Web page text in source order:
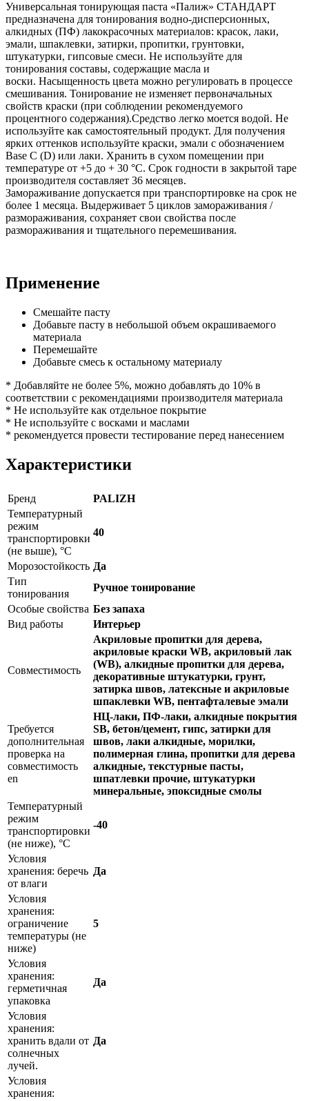
Универсальная тонирующая паста «Палиж» СТАНДАРТ
предназначена для тонирования водно-дисперсионных,
алкидных (ПФ) лакокрасочных материалов: красок, лаки,
эмали, шпаклевки, затирки, пропитки, грунтовки,
штукатурки, гипсовые смеси. Не используйте для
тонирования составы, содержащие масла и
воски. Насыщенность цвета можно регулировать в процессе
смешивания. Тонирование не изменяет первоначальных
свойств краски (при соблюдении рекомендуемого
процентного содержания).Средство легко моется водой. Не
используйте как самостоятельный продукт. Для получения
ярких оттенков используйте краски, эмали с обозначением
Base C (D) или лаки. Хранить в сухом помещении при
температуре от +5 до + 30 °C. Срок годности в закрытой таре
производителя составляет 36 месяцев.
Замораживание допускается при транспортировке на срок не
более 1 месяца. Выдерживает 5 циклов замораживания /
размораживания, сохраняет свои свойства после
размораживания и тщательного перемешивания.
Применение
Смешайте пасту
Добавьте пасту в небольшой объем окрашиваемого
материала
Перемешайте
Добавьте смесь к остальному материалу
* Добавляйте не более 5%, можно добавлять до 10% в
соответствии с рекомендациями производителя материала
* Не используйте как отдельное покрытие
* Не используйте с восками и маслами
* рекомендуется провести тестирование перед нанесением
Характеристики
Бренд
PALIZH
Температурный
режим
транспортировки
(не выше), °C
40
Морозостойкость Да
Тип
тонирования
Ручное тонирование
Особые свойства Без запаха
Вид работы
Интерьер
Совместимость
Акриловые пропитки для дерева,
акриловые краски WB, акриловый лак
(WB), алкидные пропитки для дерева,
декоративные штукатурки, грунт,
затирка швов, латексные и акриловые
шпаклевки WB, пентафталевые эмали
Требуется
дополнительная
проверка на
совместимость
en
НЦ-лаки, ПФ-лаки, алкидные покрытия
SB, бетон/цемент, гипс, затирки для
швов, лаки алкидные, морилки,
полимерная глина, пропитки для дерева
алкидные, текстурные пасты,
шпатлевки прочие, штукатурки
минеральные, эпоксидные смолы
Температурный
режим
транспортировки
(не ниже), °C
-40
Условия
хранения: беречь
от влаги
Да
Условия
хранения:
ограничение
температуры (не
ниже)
5
Условия
хранения:
герметичная
упаковка
Да
Условия
хранения:
хранить вдали от
солнечных
лучей.
Да
Условия
хранения: